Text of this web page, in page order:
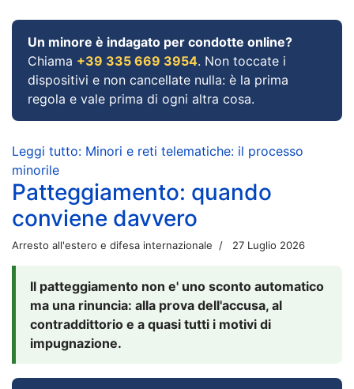
Un minore è indagato per condotte online?
Chiama +39 335 669 3954. Non toccate i
dispositivi e non cancellate nulla: è la prima
regola e vale prima di ogni altra cosa.
Leggi tutto: Minori e reti telematiche: il processo
minorile
Patteggiamento: quando
conviene davvero
Arresto all'estero e difesa internazionale 27 Luglio 2026
Il patteggiamento non e' uno sconto automatico
ma una rinuncia: alla prova dell'accusa, al
contraddittorio e a quasi tutti i motivi di
impugnazione.